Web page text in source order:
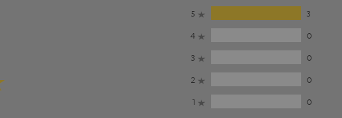
5
3
4
0
3
0
2
0
1
0